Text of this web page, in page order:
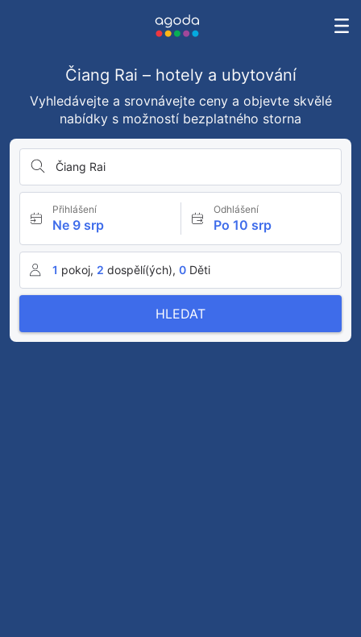
Čiang Rai – hotely a ubytování
Vyhledávejte a srovnávejte ceny a objevte skvělé
nabídky s možností bezplatného storna
Čiang Rai
Přihlášení
Ne 9 srp
Odhlášení
Po 10 srp
1 pokoj, 2 dospělí(ých), 0 Děti
HLEDAT